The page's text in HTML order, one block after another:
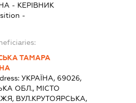
- КЕРІВНИК
-
ТАМАРА
УКРАЇНА, 69026,
ОБЛ., МІСТО
ВУЛ.КРУТОЯРСЬКА,